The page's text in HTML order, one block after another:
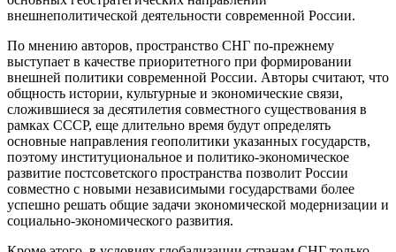
внешнеполитической деятельности современной России.
По мнению авторов, пространство СНГ по-прежнему
выступает в качестве приоритетного при формировании
внешней политики современной России. Авторы считают, что
общность истории, культурные и экономические связи,
сложившиеся за десятилетия совместного существования в
рамках СССР, еще длительно время будут определять
основные направления геополитики указанных государств,
поэтому институциональное и политико-экономическое
развитие постсоветского пространства позволит России
совместно с новыми независимыми государствами более
успешно решать общие задачи экономической модернизации и
социально-экономического развития.